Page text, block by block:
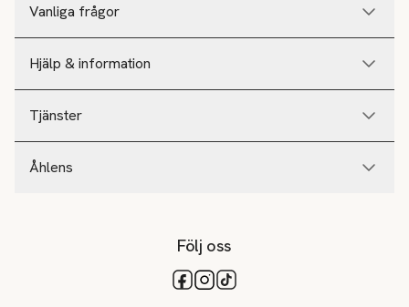
Vanliga frågor
Hjälp & information
Tjänster
Åhlens
Följ oss